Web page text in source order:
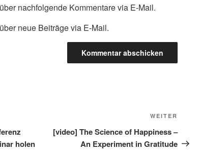
nachfolgende Kommentare via E-Mail.
neue Beiträge via E-Mail.
holen
Beitrag
WEITER
[video] The Science of Happiness –
An Experiment in Gratitude